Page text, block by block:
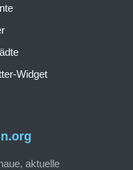
aktuelle
Widget